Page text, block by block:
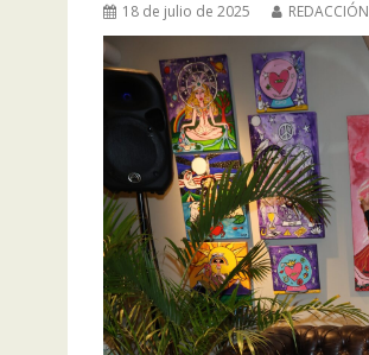
18 de julio de 2025 REDACCIÓN